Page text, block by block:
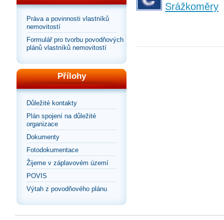
Práva a povinnosti vlastníků
nemovitostí
Formulář pro tvorbu povodňových
plánů vlastníků nemovitostí
Přílohy
Důležité kontakty
Plán spojení na důležité
organizace
Dokumenty
Fotodokumentace
Žijeme v záplavovém území
POVIS
Výtah z povodňového plánu
Srážkoměry